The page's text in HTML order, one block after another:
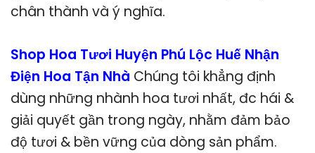
chân thành và ý nghĩa.
Shop Hoa Tươi Huyện Phú Lộc Huế Nhận
Điện Hoa Tận Nhà Chúng tôi khẳng định
dùng những nhành hoa tươi nhất, đc hái &
giải quyết gần trong ngày, nhằm đảm bảo
độ tươi & bền vững của dòng sản phẩm.